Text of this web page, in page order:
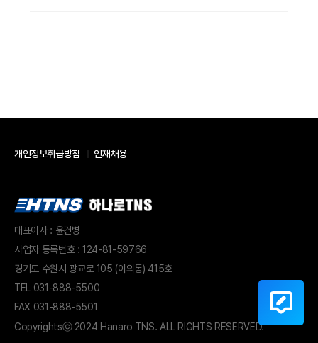
개인정보취급방침 인재채용
대표이사 : 윤건병
사업자 등록번호 : 124-81-59766
경기도 수원시 광교로 105 (이의동) 415호
TEL 031-888-5500
FAX 031-888-5501
Copyrightsⓒ 2024 Hanaro TNS. ALL RIGHTS RESERVED.